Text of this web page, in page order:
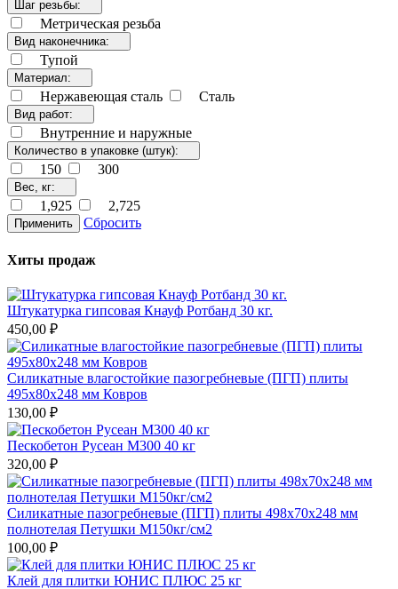
Шаг резьбы:
Метрическая резьба
Вид наконечника:
Тупой
Материал:
Нержавеющая сталь Сталь
Вид работ:
Внутренние и наружные
Количество в упаковке (штук):
150 300
Вес, кг:
1,925 2,725
Применить Сбросить
Хиты продаж
Штукатурка гипсовая Кнауф Ротбанд 30 кг.
450,00 ₽
Силикатные влагостойкие пазогребневые (ПГП) плиты
495х80х248 мм Ковров
130,00 ₽
Пескобетон Русеан М300 40 кг
320,00 ₽
Силикатные пазогребневые (ПГП) плиты 498х70х248 мм
полнотелая Петушки М150кг/см2
100,00 ₽
Клей для плитки ЮНИС ПЛЮС 25 кг